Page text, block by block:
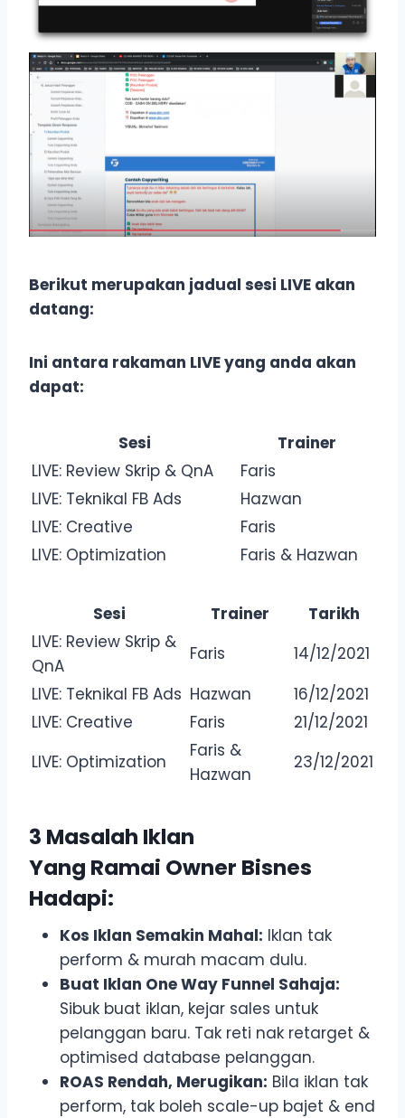
Berikut merupakan jadual sesi LIVE akan
datang:
Ini antara rakaman LIVE yang anda akan
dapat:
Sesi
Trainer
LIVE: Review Skrip & QnA
Faris
LIVE: Teknikal FB Ads
Hazwan
LIVE: Creative
Faris
LIVE: Optimization
Faris & Hazwan
Sesi Trainer
Tarikh
LIVE: Review Skrip &
QnA
Faris
14/12/2021
LIVE: Teknikal FB Ads Hazwan
16/12/2021
LIVE: Creative
Faris
21/12/2021
LIVE: Optimization
Faris &
Hazwan
23/12/2021
3 Masalah Iklan
Yang Ramai Owner Bisnes
Hadapi:
Kos Iklan Semakin Mahal: Iklan tak
perform & murah macam dulu.
Buat Iklan One Way Funnel Sahaja:
Sibuk buat iklan, kejar sales untuk
pelanggan baru. Tak reti nak retarget &
optimised database pelanggan.
ROAS Rendah, Merugikan: Bila iklan tak
perform, tak boleh scale-up bajet & end